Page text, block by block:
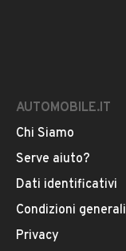
AUTOMOBILE.IT
Chi Siamo
Serve aiuto?
Dati identificativi
Condizioni generali
Privacy